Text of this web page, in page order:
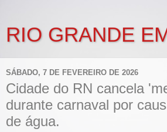
RIO GRANDE
SÁBADO, 7 DE FEVEREIRO DE 2026
Cidade do RN cancela
durante carnaval por
de água.